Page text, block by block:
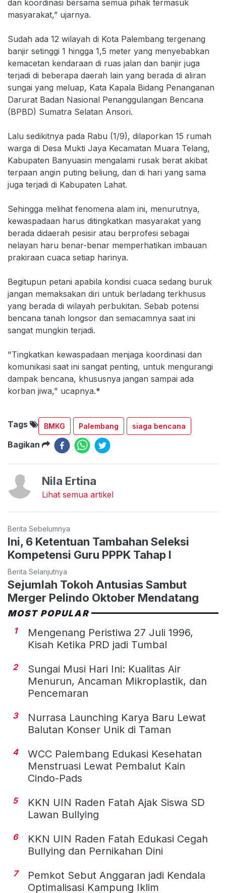
dan koordinasi bersama semua pihak termasuk
masyarakat,” ujarnya.
Sudah ada 12 wilayah di Kota Palembang tergenang
banjir setinggi 1 hingga 1,5 meter yang menyebabkan
kemacetan kendaraan di ruas jalan dan banjir juga
terjadi di beberapa daerah lain yang berada di aliran
sungai yang meluap, Kata Kapala Bidang Penanganan
Darurat Badan Nasional Penanggulangan Bencana
(BPBD) Sumatra Selatan Ansori.
Lalu sedikitnya pada Rabu (1/9), dilaporkan 15 rumah
warga di Desa Mukti Jaya Kecamatan Muara Telang,
Kabupaten Banyuasin mengalami rusak berat akibat
terpaan angin puting beliung, dan di hari yang sama
juga terjadi di Kabupaten Lahat.
Sehingga melihat fenomena alam ini, menurutnya,
kewaspadaan harus ditingkatkan masyarakat yang
berada didaerah pesisir atau berprofesi sebagai
nelayan haru benar-benar memperhatikan imbauan
prakiraan cuaca setiap harinya.
Begitupun petani apabila kondisi cuaca sedang buruk
jangan memaksakan diri untuk berladang terkhusus
yang berada di wilayah perbukitan. Sebab potensi
bencana tanah longsor dan semacamnya saat ini
sangat mungkin terjadi.
"Tingkatkan kewaspadaan menjaga koordinasi dan
komunikasi saat ini sangat penting, untuk mengurangi
dampak bencana, khususnya jangan sampai ada
korban jiwa," ucapnya.*
Tags BMKG Palembang siaga bencana
Bagikan
Nila Ertina
Lihat semua artikel
Berita Sebelumnya
Ini, 6 Ketentuan Tambahan Seleksi
Kompetensi Guru PPPK Tahap I
Berita Selanjutnya
Sejumlah Tokoh Antusias Sambut
Merger Pelindo Oktober Mendatang
MOST POPULAR
1
Mengenang Peristiwa 27 Juli 1996,
Kisah Ketika PRD jadi Tumbal
2
Sungai Musi Hari Ini: Kualitas Air
Menurun, Ancaman Mikroplastik, dan
Pencemaran
3
Nurrasa Launching Karya Baru Lewat
Balutan Konser Unik di Taman
4
WCC Palembang Edukasi Kesehatan
Menstruasi Lewat Pembalut Kain
Cindo-Pads
5
KKN UIN Raden Fatah Ajak Siswa SD
Lawan Bullying
6
KKN UIN Raden Fatah Edukasi Cegah
Bullying dan Pernikahan Dini
7
Pemkot Sebut Anggaran jadi Kendala
Optimalisasi Kampung Iklim